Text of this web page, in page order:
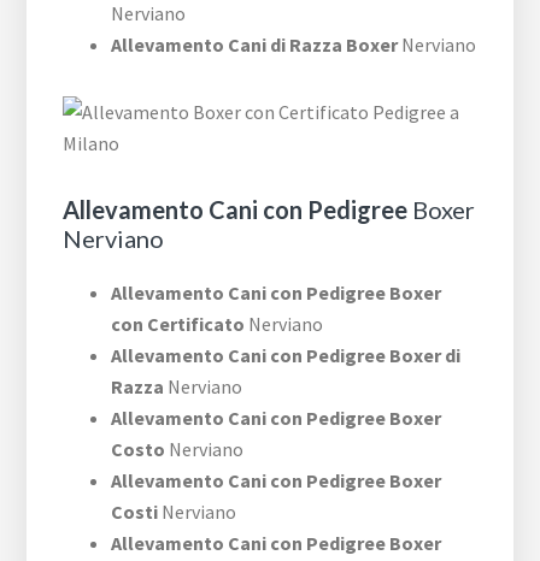
Nerviano
Allevamento Cani di Razza BoxerNerviano
Allevamento Cani con Pedigree Boxer
Nerviano
Allevamento Cani con Pedigree Boxer
con Certificato Nerviano
Allevamento Cani con Pedigree Boxer di
Razza Nerviano
Allevamento Cani con Pedigree Boxer
Costo Nerviano
Allevamento Cani con Pedigree Boxer
Costi Nerviano
Allevamento Cani con Pedigree Boxer